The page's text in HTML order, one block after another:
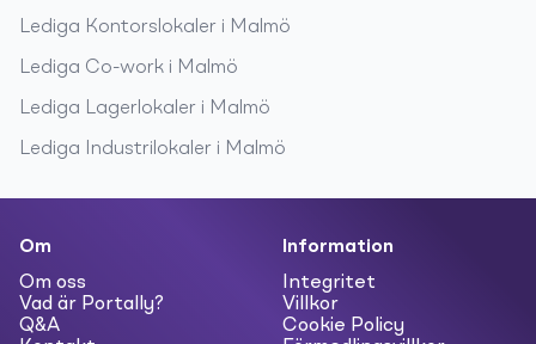
Lediga Kontorslokaler i Malmö
Lediga Co-work i Malmö
Lediga Lagerlokaler i Malmö
Lediga Industrilokaler i Malmö
Om
Om oss
Vad är Portally?
Q&A
Information
Integritet
Villkor
Cookie Policy